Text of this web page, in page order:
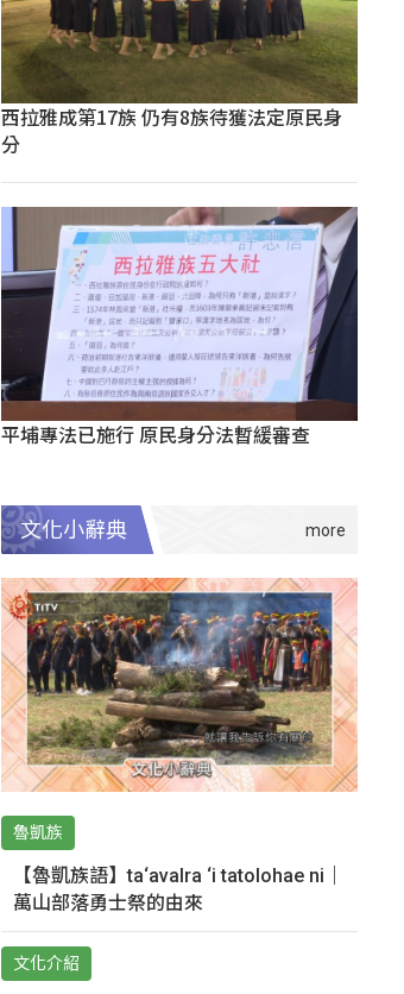
西拉雅成第17族 仍有8族待獲法定原民身
分
平埔專法已施行 原民身分法暫緩審查
文化小辭典
魯凱族
【魯凱族語】ta‘avalra ‘i tatolohae ni｜
萬山部落勇士祭的由來
文化介紹